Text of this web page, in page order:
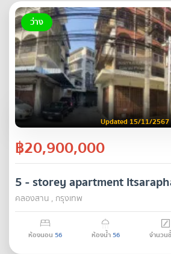
ว่าง
Updated 15/11/2567
฿20,900,000
5 - storey apartment
คลองสาน , กรุงเทพ
ห้องนอน 56 ห้องน้ำ56 จำนวน